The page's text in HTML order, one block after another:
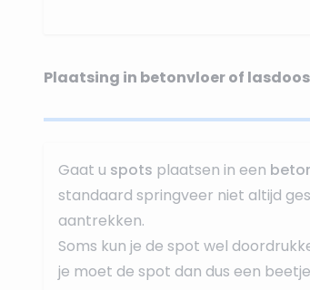
Plaatsing in betonvloer of lasdoos
Gaat u spots plaatsen in een
standaard springveer niet altijd
aantrekken.
Soms kun je de spot wel
je moet de spot dan dus een